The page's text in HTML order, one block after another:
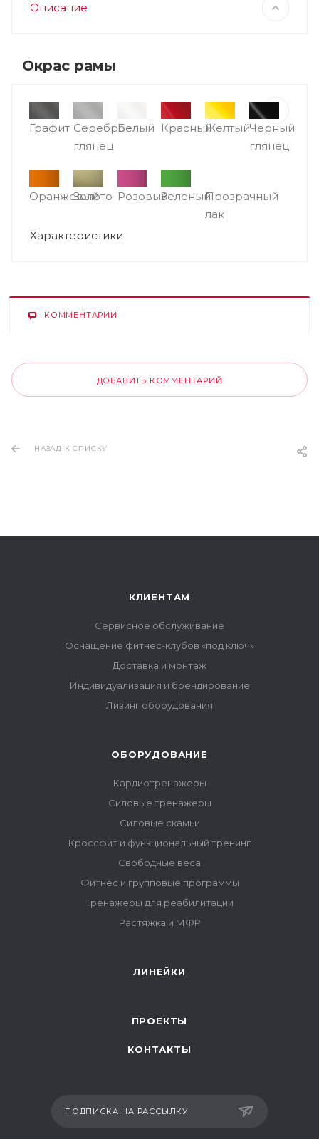
Описание
Окрас рамы
Графит Серебро
глянец
Белый КрасныйЖелтыйЧерный
глянец
Оранжевый
Золото РозовыйЗеленыйПрозрачный
лак
Характеристики
КОММЕНТАРИИ
ДОБАВИТЬ КОММЕНТАРИЙ
НАЗАД К СПИСКУ
КЛИЕНТАМ
Сервисное обслуживание
Оснащение фитнес-клубов «под ключ»
Доставка и монтаж
Индивидуализация и брендирование
Лизинг оборудования
ОБОРУДОВАНИЕ
Кардиотренажеры
Силовые тренажеры
Силовые скамьи
Кроссфит и функциональный тренинг
Свободные веса
Фитнес и групповые программы
Тренажеры для реабилитации
Растяжка и МФР
ЛИНЕЙКИ
ПРОЕКТЫ
КОНТАКТЫ
ПОДПИСКА НА РАССЫЛКУ